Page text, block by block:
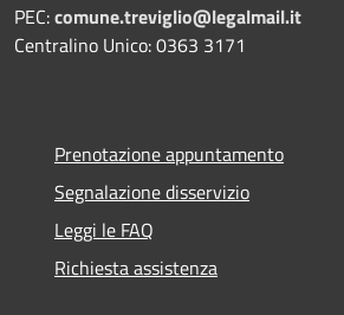
PEC:comune.treviglio@legalmail.it
Centralino Unico: 0363 3171
Prenotazione appuntamento
Segnalazione disservizio
Leggi le FAQ
Richiesta assistenza